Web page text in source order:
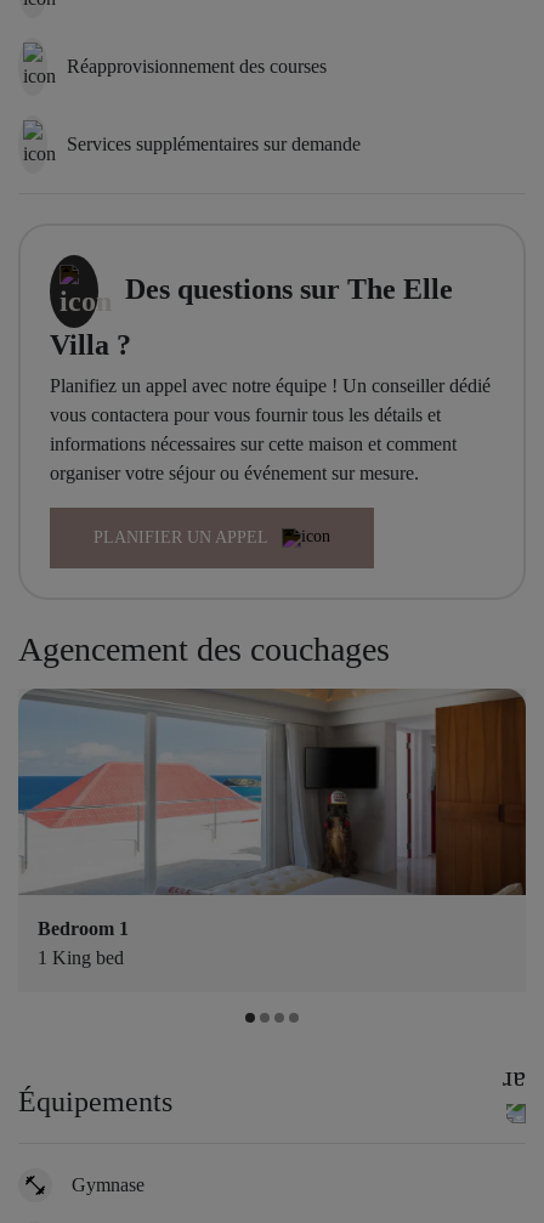
Réapprovisionnement des courses
Services supplémentaires sur demande
Des questions sur The Elle
Villa ?
Planifiez un appel avec notre équipe ! Un conseiller dédié
vous contactera pour vous fournir tous les détails et
informations nécessaires sur cette maison et comment
organiser votre séjour ou événement sur mesure.
PLANIFIER UN APPEL
Agencement des couchages
Bedroom 1
1 King bed
Équipements
Gymnase